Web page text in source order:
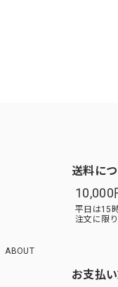
ABOUT
送料に
平日は15
注文に限
お支払